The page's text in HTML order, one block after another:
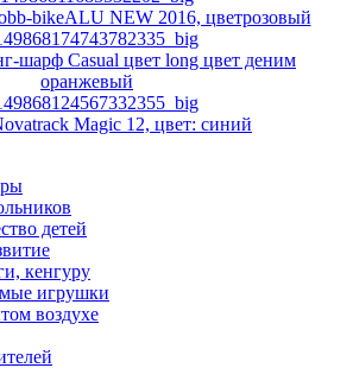
bikeALU NEW 2016, цветрозовый
шарф Casual цвет long цвет деним
оранжевый
Magic 12, цвет: синий
детей
кенгуру
игрушки
воздухе